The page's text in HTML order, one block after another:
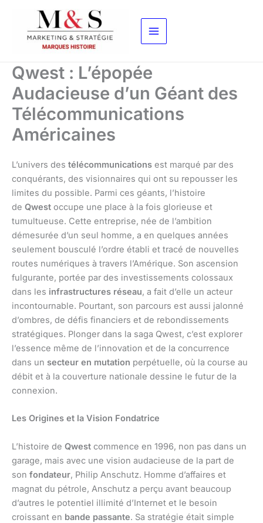
contenu
Qwest : L’épopée
Audacieuse d’un Géant des
Télécommunications
Américaines
L’univers des télécommunications est marqué par des
conquérants, des visionnaires qui ont su repousser les
limites du possible. Parmi ces géants, l’histoire
de Qwest occupe une place à la fois glorieuse et
tumultueuse. Cette entreprise, née de l’ambition
démesurée d’un seul homme, a en quelques années
seulement bousculé l’ordre établi et tracé de nouvelles
routes numériques à travers l’Amérique. Son ascension
fulgurante, portée par des investissements colossaux
dans les infrastructures réseau, a fait d’elle un acteur
incontournable. Pourtant, son parcours est aussi jalonné
d’ombres, de défis financiers et de rebondissements
stratégiques. Plonger dans la saga Qwest, c’est explorer
l’essence même de l’innovation et de la concurrence
dans un secteur en mutation perpétuelle, où la course au
débit et à la couverture nationale dessine le futur de la
connexion.
Les Origines et la Vision Fondatrice
L’histoire de Qwest commence en 1996, non pas dans un
garage, mais avec une vision audacieuse de la part de
son fondateur, Philip Anschutz. Homme d’affaires et
magnat du pétrole, Anschutz a perçu avant beaucoup
d’autres le potentiel illimité d’Internet et le besoin
croissant en bande passante. Sa stratégie était simple